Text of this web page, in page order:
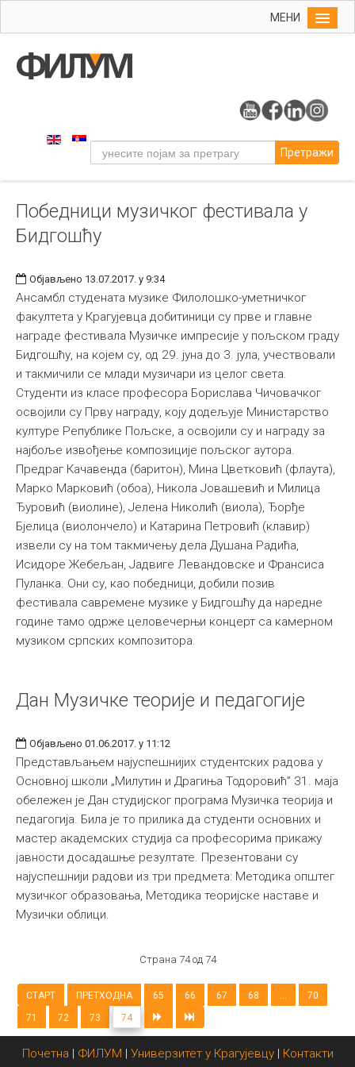
МЕНИ
Упис
Уметност
Музичка уметност
Примењена и ликовна уметност
Издаваштво
Библиотека
Студенти
Међународна
Претражи
Победници музичког фестивала у
Бидгошћу
Објављено 13.07.2017. у 9:34
Ансамбл студената музике Филолошко-уметничког
факултета у Крагујевца добитиници су прве и главне
награде фестивала Музичке импресије у пољском граду
Бидгошћу, на којем су, од 29. јуна до 3. јула, учествовали
и такмичили се млади музичари из целог света.
Студенти из класе професора Борислава Чичовачког
освојили су Прву награду, коју додељује Министарство
културе Републике Пољске, а освојили су и награду за
најбоље извођење композиције пољског аутора.
Предраг Качавенда (баритон), Мина Цветковић (флаута),
Марко Марковић (обоа), Никола Јовашевић и Милица
Ђуровић (виолине), Јелена Николић (виола), Ђорђе
Бјелица (виолончело) и Катарина Петровић (клавир)
извели су на том такмичењу дела Душана Радића,
Исидоре Жебељан, Јадвиге Левандовске и Франсиса
Пуланка. Они су, као победници, добили позив
фестивала савремене музике у Бидгошћу да наредне
године тамо одрже целовечерњи концерт са камерном
музиком српских композитора.
Дан Музичке теорије и педагогије
Објављено 01.06.2017. у 11:12
Представљањем најуспешнијих студентских радова у
Основној школи „Милутин и Драгиња Тодоровић” 31. маја
обележен је Дан студијског програма Музичка теорија и
педагогија. Била је то прилика да студенти основних и
мастер академских студија са професорима прикажу
јавности досадашње резултате. Презентовани су
најуспешнији радови из три предмета: Методика општег
музичког образовања, Методика теоријске наставе и
Музички облици.
Страна 74 од 74
СТАРТ ПРЕТХОДНА 65 66 67 68 ...
70
71
72 73 74
Почетна | ФИЛУМ | Универзитет у Крагујевцу| Контакти